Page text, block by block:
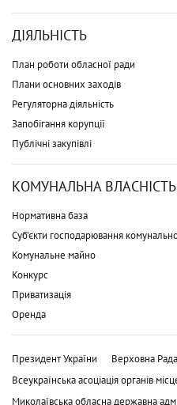
ДІЯЛЬНІСТЬ
План роботи обласної ради
Плани основних заходів
Регуляторна діяльність
Запобігання корупції
Публічні закупівлі
КОМУНАЛЬНА ВЛАСНІСТЬ
Нормативна база
Суб'єкти господарювання
Комунальне майно
Конкурс
Приватизація
Оренда
Президент України Верховна
Всеукраїнська асоціація органів
Миколаївська обласна державна